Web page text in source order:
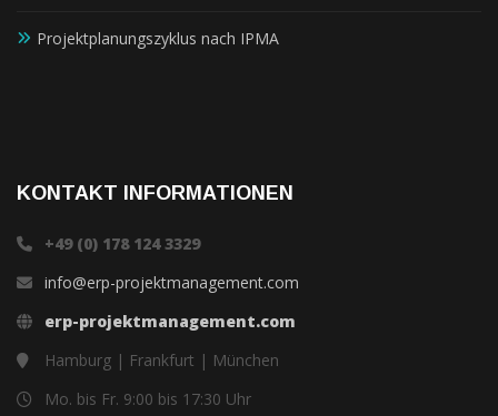
Projektplanungszyklus nach IPMA
KONTAKT INFORMATIONEN
+49 (0) 178 124 3329
info@erp-projektmanagement.com
erp-projektmanagement.com
Hamburg | Frankfurt | München
Mo. bis Fr. 9:00 bis 17:30 Uhr